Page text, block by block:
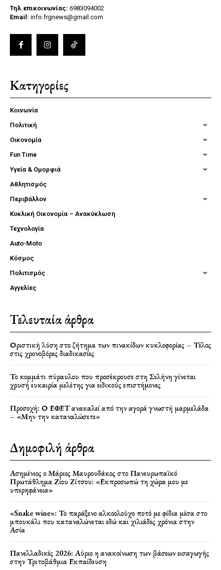
Τηλ.επικοινωνίας: 6983094002
Email: info.frgnews@gmail.com
Κατηγορίες
Κοινωνία
Πολιτική
Οικονομία
Fun Time
Υγεία & Ομορφιά
Αθλητισμός
Περιβάλλον
Κυκλική Οικονομία – Ανακύκλωση
Τεχνολογία
Auto-Moto
Κόσμος
Πολιτισμός
Αγγελίες
Τελευταία άρθρα
Οριστική λύση στο ζήτημα των πινακίδων κυκλοφορίας – Τέλος
στις χρονοβόρες διαδικασίες
Το κομμάτι πύραυλου που προσέκρουσε στη Σελήνη γίνεται
χρυσή ευκαιρία μελέτης για ειδικούς επιστήμονες
Προσοχή: Ο ΕΦΕΤ ανακαλεί από την αγορά γνωστή μαρμελάδα
– «Μην την καταναλώσετε»
Δημοφιλή άρθρα
Ασημένιος ο Μάριος Μαυρουδάκος στο Πανευρωπαϊκό
Πρωτάθλημα Ζίου Ζίτσου: «Εκπροσωπώ τη χώρα μου με
υπερηφάνεια»
«Snake wine»: Το παράξενο αλκοολούχο ποτό με φίδια μέσα στο
μπουκάλι που καταναλώνεται εδώ και χιλιάδες χρόνια στην
Ασία
Πανελλαδικές 2026: Αύριο η ανακοίνωση των βάσεων εισαγωγής
στην Τριτοβάθμια Εκπαίδευση